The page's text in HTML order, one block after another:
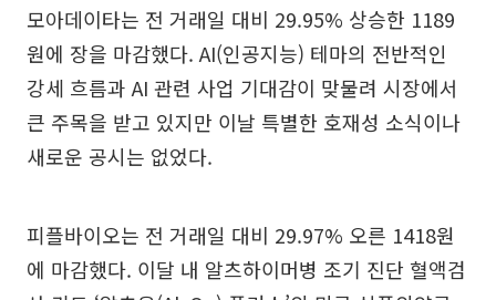
모아데이타는 전 거래일 대비 29.95% 상승한 1189
원에 장을 마감했다. AI(인공지능) 테마의 전반적인
강세 흐름과 AI 관련 사업 기대감이 맞물려 시장에서
큰 주목을 받고 있지만 이날 특별한 호재성 소식이나
새로운 공시는 없었다.
피플바이오는 전 거래일 대비 29.97% 오른 1418원
에 마감했다. 이달 내 알츠하이머병 조기 진단 혈액검